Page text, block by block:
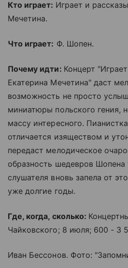
Кто играет: Играет и
Мечетина.
Что играет: Ф. Шопен.
Почему идти: Концерт
Екатерина Мечетина" даст
возможность не просто
миниатюры польского гения,
массу интересного.
отличается изяществом и
передаст мелодическое
образность шедевров
слушателя вновь запела от
уже долгие годы.
Где, когда, сколько:
Чайковского; 8 июля; 600 - 3
Иван Бессонов. Фото: